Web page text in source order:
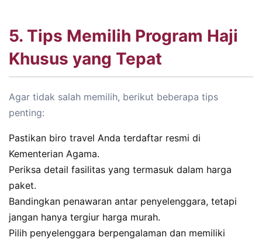
5. Tips Memilih Program Haji
Khusus yang Tepat
Agar tidak salah memilih, berikut beberapa tips
penting:
Pastikan biro travel Anda terdaftar resmi di
Kementerian Agama.
Periksa detail fasilitas yang termasuk dalam harga
paket.
Bandingkan penawaran antar penyelenggara, tetapi
jangan hanya tergiur harga murah.
Pilih penyelenggara berpengalaman dan memiliki